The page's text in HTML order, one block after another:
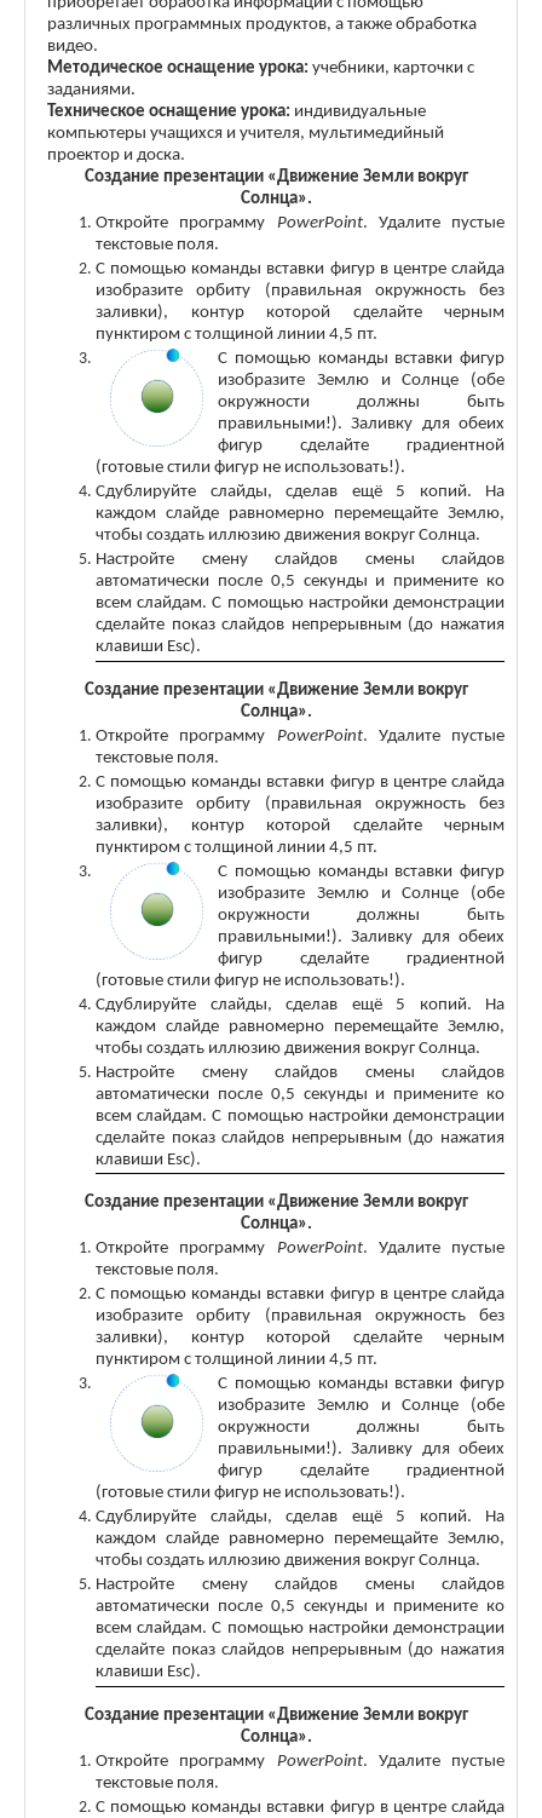
различных программных продуктов, а также обработка
видео.
Методическое оснащение урока: учебники, карточки с
заданиями.
Техническое оснащение урока: индивидуальные
компьютеры учащихся и учителя, мультимедийный
проектор и доска.
Создание презентации «Движение Земли вокруг
Солнца».
Откройте программу PowerPoint. Удалите пустые
текстовые поля.
С помощью команды вставки фигур в центре слайда
изобразите орбиту (правильная окружность без
заливки), контур которой сделайте черным
пунктиром с толщиной линии 4,5 пт.
С помощью команды вставки фигур
изобразите Землю и Солнце (обе
окружности должны быть
правильными!). Заливку для обеих
фигур сделайте градиентной
(готовые стили фигур не использовать!).
Сдублируйте слайды, сделав ещё 5 копий. На
каждом слайде равномерно перемещайте Землю,
чтобы создать иллюзию движения вокруг Солнца.
Настройте смену слайдов смены слайдов
автоматически после 0,5 секунды и примените ко
всем слайдам. С помощью настройки демонстрации
сделайте показ слайдов непрерывным (до нажатия
клавиши Esc).
Создание презентации «Движение Земли вокруг
Солнца».
Откройте программу PowerPoint. Удалите пустые
текстовые поля.
С помощью команды вставки фигур в центре слайда
изобразите орбиту (правильная окружность без
заливки), контур которой сделайте черным
пунктиром с толщиной линии 4,5 пт.
С помощью команды вставки фигур
изобразите Землю и Солнце (обе
окружности должны быть
правильными!). Заливку для обеих
фигур сделайте градиентной
(готовые стили фигур не использовать!).
Сдублируйте слайды, сделав ещё 5 копий. На
каждом слайде равномерно перемещайте Землю,
чтобы создать иллюзию движения вокруг Солнца.
Настройте смену слайдов смены слайдов
автоматически после 0,5 секунды и примените ко
всем слайдам. С помощью настройки демонстрации
сделайте показ слайдов непрерывным (до нажатия
клавиши Esc).
Создание презентации «Движение Земли вокруг
Солнца».
Откройте программу PowerPoint. Удалите пустые
текстовые поля.
С помощью команды вставки фигур в центре слайда
изобразите орбиту (правильная окружность без
заливки), контур которой сделайте черным
пунктиром с толщиной линии 4,5 пт.
С помощью команды вставки фигур
изобразите Землю и Солнце (обе
окружности должны быть
правильными!). Заливку для обеих
фигур сделайте градиентной
(готовые стили фигур не использовать!).
Сдублируйте слайды, сделав ещё 5 копий. На
каждом слайде равномерно перемещайте Землю,
чтобы создать иллюзию движения вокруг Солнца.
Настройте смену слайдов смены слайдов
автоматически после 0,5 секунды и примените ко
всем слайдам. С помощью настройки демонстрации
сделайте показ слайдов непрерывным (до нажатия
клавиши Esc).
Создание презентации «Движение Земли вокруг
Солнца».
Откройте программу PowerPoint. Удалите пустые
текстовые поля.
С помощью команды вставки фигур в центре слайда